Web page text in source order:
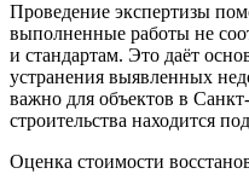
Проведение экспертизы
выполненные работы не
и стандартам. Это даёт
устранения выявленных
важно для объектов в
строительства находится
Оценка стоимости